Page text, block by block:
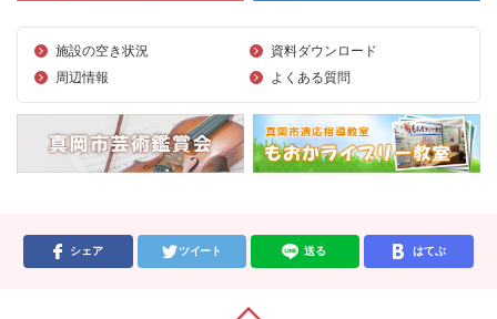
施設の空き状況
資料ダウンロード
周辺情報
よくある質問
シェア ツイート 送る はてぶ